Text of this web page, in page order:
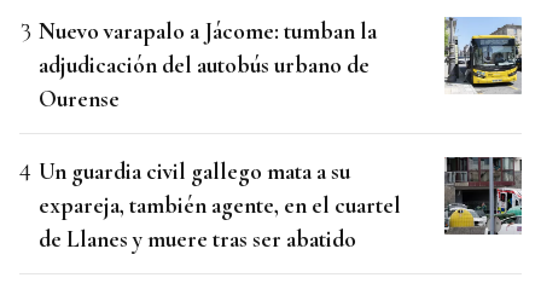
Nuevo varapalo a Jácome: tumban la
adjudicación del autobús urbano de
Ourense
Un guardia civil gallego mata a su
expareja, también agente, en el cuartel
de Llanes y muere tras ser abatido